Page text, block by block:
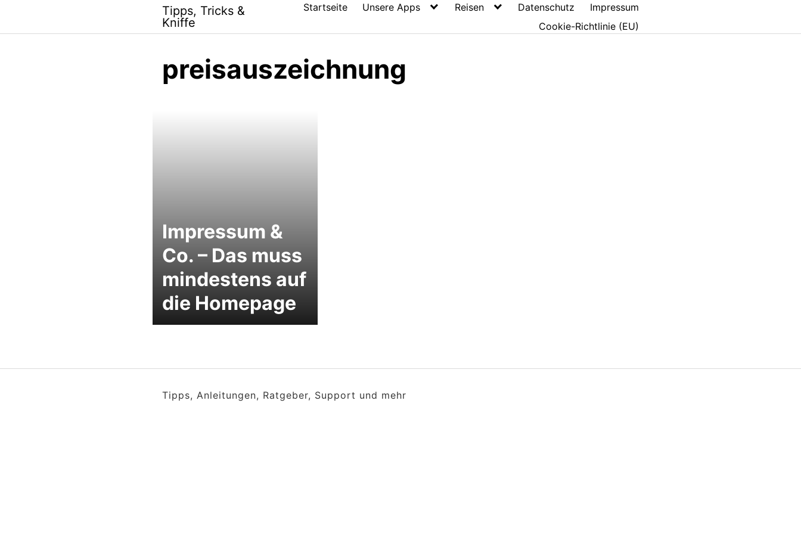
content
Tipps, Tricks &
Kniffe
Startseite Unsere Apps Reisen Datenschutz
Impressum
Cookie-Richtlinie (EU)
preisauszeichnung
Impressum &
Co. – Das muss
mindestens auf
die Homepage
Tipps, Anleitungen, Ratgeber, Support und mehr